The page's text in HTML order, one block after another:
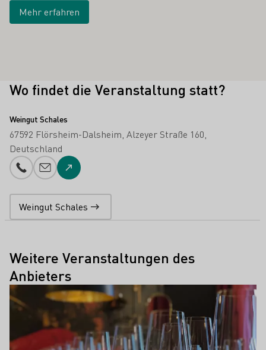
Mehr erfahren
Wo findet die Veranstaltung statt?
Weingut Schales
67592 Flörsheim-Dalsheim Alzeyer Straße 160
Deutschland
Telefonnummer
E-Mail-Adresse
Zur Website
Weingut Schales
Weitere Veranstaltungen des
Anbieters
Mehr erfahren